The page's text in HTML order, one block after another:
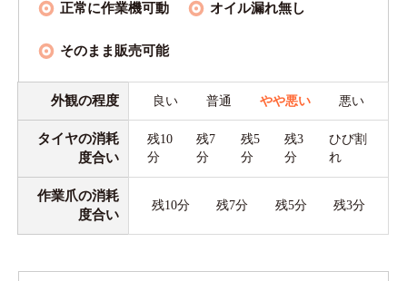
正常に作業機可動 オイル漏れ無し
そのまま販売可能
外観の程度 良い 普通 やや悪い 悪い
タイヤの消耗
度合い
残10
分
残7
分
残5
分
残3
分
ひび割
れ
作業爪の消耗
度合い
残10分 残7分 残5分 残3分